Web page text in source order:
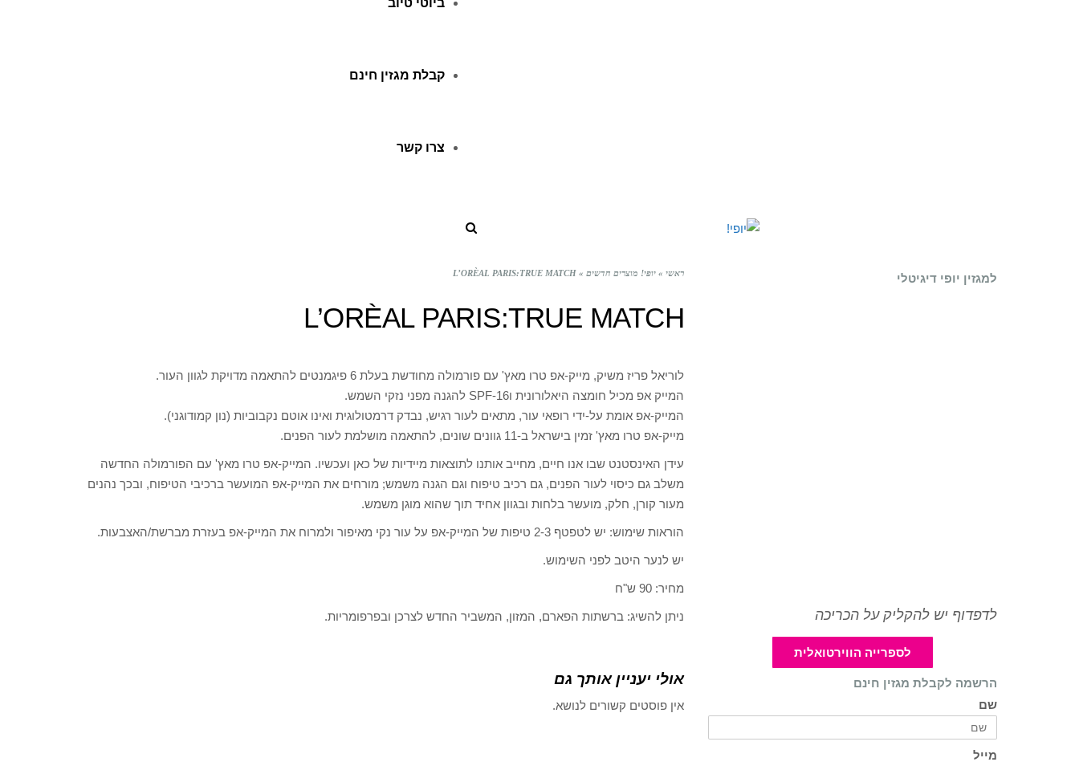
ביוטי טיוב
קבלת מגזין חינם
צרו קשר
ראשי » יופי! מוצרים חדשים »
L’ORÈAL PARIS:TRUE MATCH
L’ORÈAL PARIS:TRUE MATCH
לוריאל פריז משיק, מייק-אפ טרו מאץ' עם פורמולה מחודשת בעלת 6 פיגמנטים להתאמה מדויקת לגוון העור.
המייק אפ מכיל חומצה היאלורונית וSPF-16 להגנה מפני נזקי השמש.
המייק-אפ אומת על-ידי רופאי עור, מתאים לעור רגיש, נבדק דרמטולוגית ואינו אוטם נקבוביות (נון קמודוגני).
מייק-אפ טרו מאץ' זמין בישראל ב-11 גוונים שונים, להתאמה מושלמת לעור הפנים.
עידן האינסטנט שבו אנו חיים, מחייב אותנו לתוצאות מיידיות של כאן ועכשיו. המייק-אפ טרו מאץ' עם הפורמולה החדשה
משלב גם כיסוי לעור הפנים, גם רכיב טיפוח וגם הגנה משמש; מורחים את המייק-אפ המועשר ברכיבי הטיפוח, ובכך נהנים
מעור קורן, חלק, מועשר בלחות ובגוון אחיד תוך שהוא מוגן משמש.
הוראות שימוש: יש לטפטף 2-3 טיפות של המייק-אפ על עור נקי מאיפור ולמרוח את המייק-אפ בעזרת מברשת/האצבעות.
יש לנער היטב לפני השימוש.
מחיר: 90 ש"ח
ניתן להשיג: ברשתות הפארם, המזון, המשביר החדש לצרכן ובפרפומריות.
אולי יעניין אותך גם
אין פוסטים קשורים לנושא.
למגזין יופי דיגיטלי
לדפדוף יש להקליק על הכריכה
לספרייה הווירטואלית
הרשמה לקבלת מגזין חינם
שם
מייל